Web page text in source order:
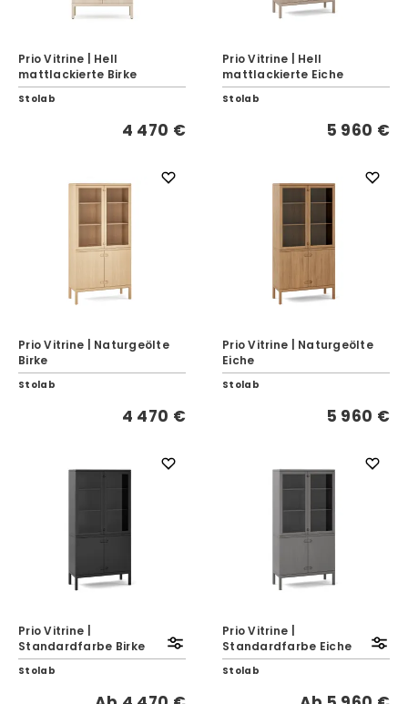
Prio Vitrine | Hell
mattlackierte Birke
Stolab
4 470 €
Prio Vitrine | Hell
mattlackierte Eiche
Stolab
5 960 €
Prio Vitrine | Naturgeölte
Birke
Stolab
4 470 €
Prio Vitrine | Naturgeölte
Eiche
Stolab
5 960 €
Prio Vitrine |
Standardfarbe Birke
Stolab
Prio Vitrine |
Standardfarbe Eiche
Stolab